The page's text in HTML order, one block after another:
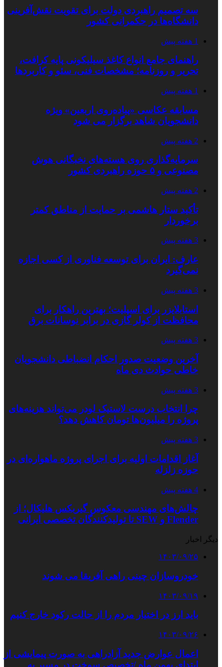
سه تصمیم راهبردی دولت برای تقویت نقش‌آفرینی
دانشگاه‌ها در حکمرانی کشور
1 هفته پیش
راهنمای جامع انواع کاغذ سیلیکونی پایه کرافت،
تحریر و روزنامه؛ مشخصات فنی، سئو و کاربردها
1 هفته پیش
مسابقه عکاسی «پیاده‌روی اربعین» ویژه
دانشجویان شاهد برگزار می شود
2 هفته پیش
سرمایه‌گذاری روی هسته‌های نخبگانی هوش
مصنوعی و ۵ حوزه راهبردی کشور
2 هفته پیش
تأکید ستار هاشمی بر حمایت از مناطق کمتر
برخوردار
3 هفته پیش
عارف: ایران برای توسعه فناوری از کسی اجازه
نمی‌گیرد
3 هفته پیش
استابلایزر برای اسپلیت؛ بهترین راهکار برای
محافظت از کولر گازی در برابر نوسانات برق
3 هفته پیش
آخرین وضعیت صدور احکام انضباطی دانشجویان
خاطی حوادث دی ماه
3 هفته پیش
چرا انتخاب درست لاستیک لودر می‌تواند هزینه‌های
پروژه را میلیون‌ها تومان کاهش دهد؟
3 هفته پیش
آغاز اقدامات اولیه برای اجرای پروژه ماهواره‌ای در
حوزه زلزله
4 هفته پیش
چالش‌های مهندسی معکوس گیربکس هلیکال؛ از
Flender و SEW تا تولیدکنندگان تخصصی ایرانی
دیگر اخبار
۱۴۰۳/۰۹/۲۵
خودروسازان چینی راهی آفریقا می شوند
۱۴۰۳/۰۹/۱۹
باید ارز در اختیار مردم را از حالت رکود خارج کنیم
۱۴۰۳/۰۹/۲۶
اعمال عوارض جدید آزادراهی به صورت پیمایشی از
ابتدای بهمن ماه /تخصیص سوخت در مسیر به